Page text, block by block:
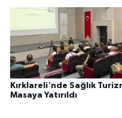
Kırklareli'nde Sağlık
Masaya Yatırıldı